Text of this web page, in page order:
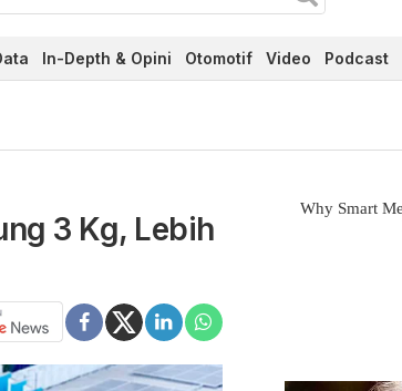
In-Depth & Opini Otomotif Video Podcast
3 Kg, Lebih